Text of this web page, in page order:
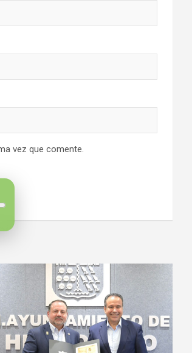
vez que comente.